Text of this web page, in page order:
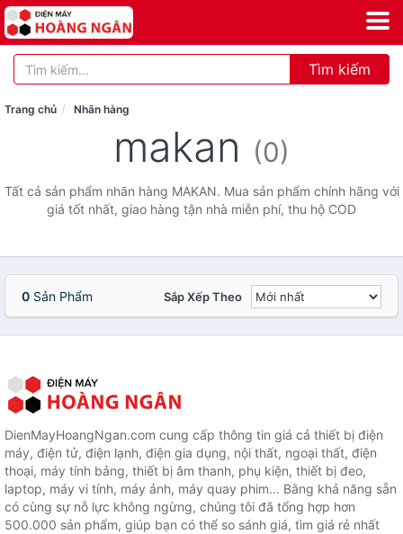
Tìm kiếm
Trang chủ Nhãn hàng
makan (0)
Tất cả sản phẩm nhãn hàng MAKAN. Mua sản phẩm chính hãng với
giá tốt nhất, giao hàng tận nhà miễn phí, thu hộ COD
0 Sản Phẩm Sắp Xếp Theo
DienMayHoangNgan.com cung cấp thông tin giá cả thiết bị điện
máy, điện tử, điện lạnh, điện gia dụng, nội thất, ngoại thất, điện
thoại, máy tính bảng, thiết bị âm thanh, phụ kiện, thiết bị đeo,
laptop, máy vi tính, máy ảnh, máy quay phim... Bằng khả năng sẵn
có cùng sự nỗ lực không ngừng, chúng tôi đã tổng hợp hơn
500.000 sản phẩm, giúp bạn có thể so sánh giá, tìm giá rẻ nhất